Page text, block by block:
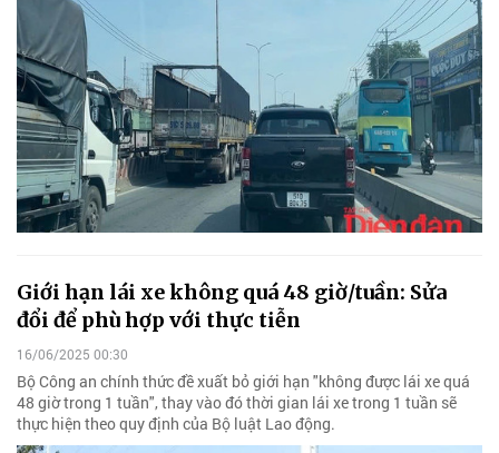
Giới hạn lái xe không quá 48 giờ/tuần: Sửa
đổi để phù hợp với thực tiễn
16/06/2025 00:30
Bộ Công an chính thức đề xuất bỏ giới hạn "không được lái xe quá
48 giờ trong 1 tuần", thay vào đó thời gian lái xe trong 1 tuần sẽ
thực hiện theo quy định của Bộ luật Lao động.